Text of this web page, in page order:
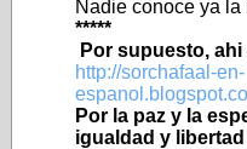
Nadie conoce ya la
*****
Por supuesto,
http://sorchafaal-en-
Por la paz y la
igualdad y